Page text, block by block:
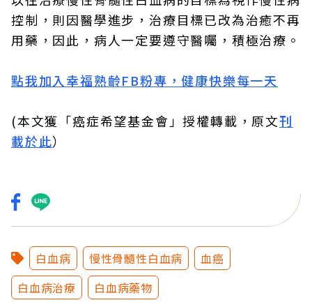
控制，則因醫學進步，治療目標已改為治癒不再
用藥，因此，病人一定要遵守醫囑，積極治療。
點我加入幸福熟齡FB粉專，健康快樂每一天
(本文獲「癌症希望基金會」授權轉載，原文刊
載於此）
白血病 慢性骨髓性白血病
血癌
白血病治療
白血病藥物